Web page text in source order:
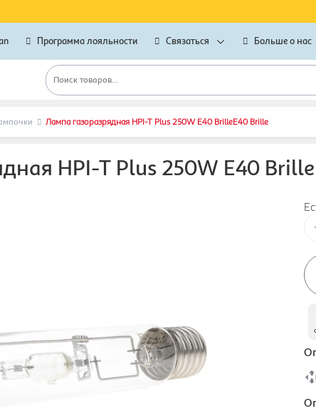
Программа лояльности Связаться Больше о нас
Поиск товаров...
Лампа газоразрядная HPI-T Plus 250W E40 BrilleE40 Brille
HPI-T Plus 250W E40